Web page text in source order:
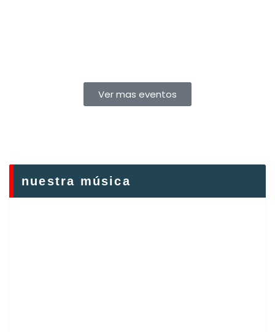
Ver mas eventos
nuestra música